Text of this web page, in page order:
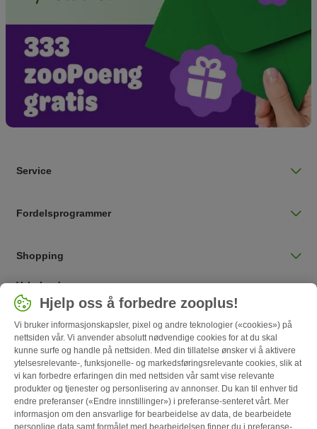
Service
Fordelsprogrammer
Shopping
Velg land
Norge / NO
Follow zooplus
Hjelp oss å forbedre zooplus!
Vi bruker informasjonskapsler, pixel og andre teknologier («cookies») på
nettsiden vår. Vi anvender absolutt nødvendige cookies for at du skal
kunne surfe og handle på nettsiden. Med din tillatelse ønsker vi å aktivere
ytelsesrelevante-, funksjonelle- og markedsføringsrelevante cookies, slik at
vi kan forbedre erfaringen din med nettsiden vår samt vise relevante
produkter og tjenester og personlisering av annonser. Du kan til enhver tid
endre preferanser («Endre innstillinger») i preferanse-senteret vårt. Mer
informasjon om den ansvarlige for bearbeidelse av data, de bearbeidete
personlige data samt formålet med bearbeidelsen finner du i preferanse-